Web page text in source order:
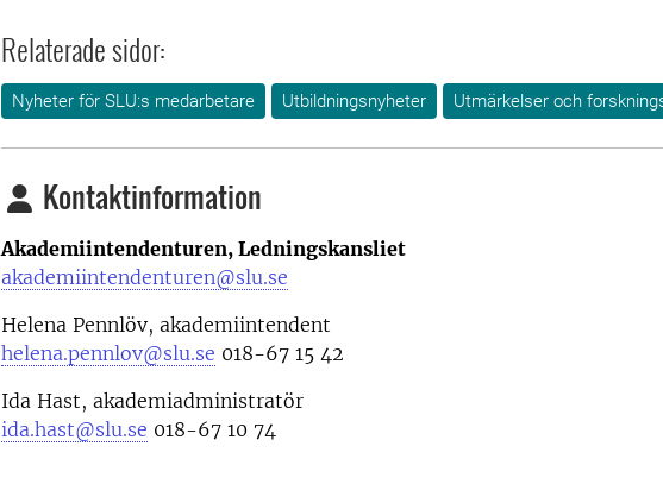
Relaterade sidor:
Nyheter för SLU:s medarbetare Utbildningsnyheter Utmärkelser och
Kontaktinformation
Akademiintendenturen, Ledningskansliet
akademiintendenturen@slu.se
Helena Pennlöv, akademiintendent
helena.pennlov@slu.se 018-67 15 42
Ida Hast, akademiadministratör
ida.hast@slu.se 018-67 10 74